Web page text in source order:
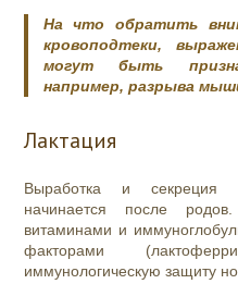
На что обратить
кровоподтеки,
могут быть
например, разрыва
Лактация
Выработка и секреция
начинается после
витаминами и
факторами
иммунологическую защиту